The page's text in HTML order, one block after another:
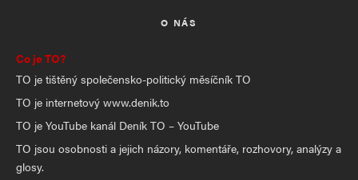
O NÁS
Co je TO?
TO je tištěný společensko-politický měsíčník TO
TO je internetový www.denik.to
TO je YouTube kanál Deník TO – YouTube
TO jsou osobnosti a jejich názory, komentáře, rozhovory, analýzy a
glosy.